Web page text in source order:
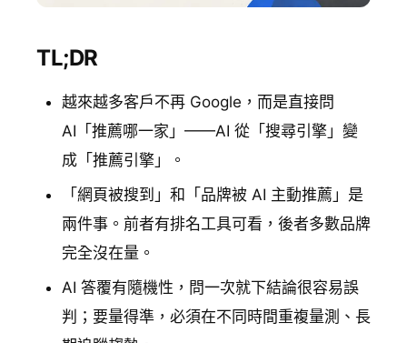
TL;DR
越來越多客戶不再 Google，而是直接問
AI「推薦哪一家」——AI 從「搜尋引擎」變
成「推薦引擎」。
「網頁被搜到」和「品牌被 AI 主動推薦」是
兩件事。前者有排名工具可看，後者多數品牌
完全沒在量。
AI 答覆有隨機性，問一次就下結論很容易誤
判；要量得準，必須在不同時間重複量測、長